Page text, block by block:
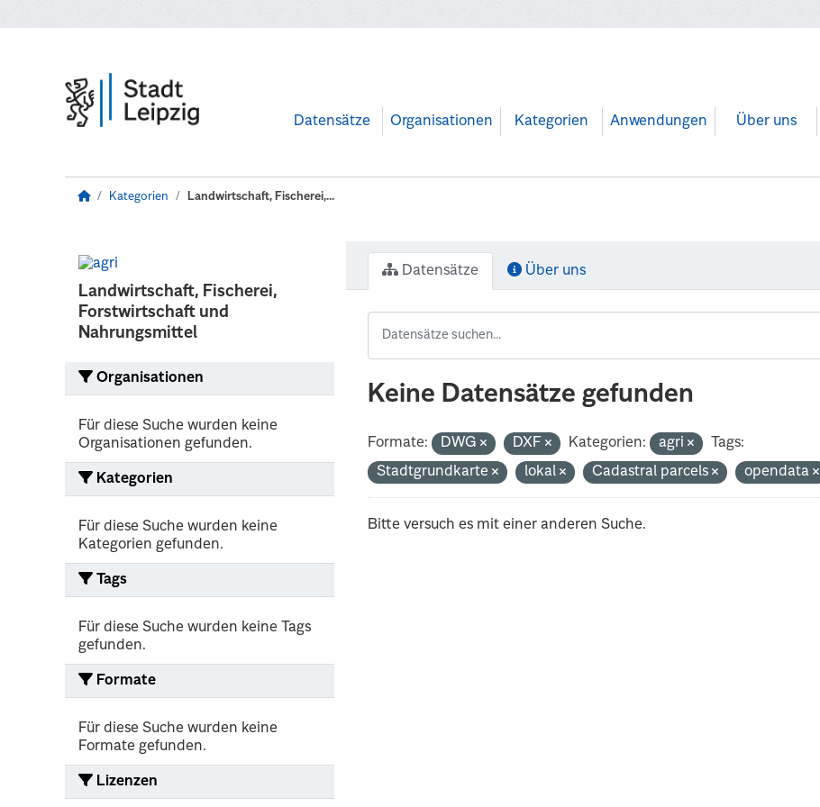
Datensätze Organisationen Kategorien Anwendungen Über uns
Kategorien Landwirtschaft, Fischerei,...
Landwirtschaft, Fischerei,
Forstwirtschaft und
Nahrungsmittel
Organisationen
Für diese Suche wurden keine
Organisationen gefunden.
Kategorien
Für diese Suche wurden keine
Kategorien gefunden.
Tags
Für diese Suche wurden keine Tags
gefunden.
Formate
Für diese Suche wurden keine
Formate gefunden.
Lizenzen
Datensätze Über uns
Keine Datensätze gefunden
Formate: DWG DXF Kategorien: agri
Tags:
Stadtgrundkarte
lokal Cadastral parcels opendata
Bitte versuch es mit einer anderen Suche.